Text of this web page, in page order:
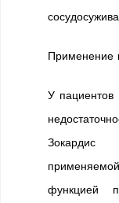
Применение
У пациентов
Зокардис
функцией